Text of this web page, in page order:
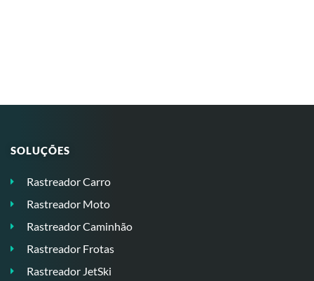
SOLUÇÕES
Rastreador Carro
Rastreador Moto
Rastreador Caminhão
Rastreador Frotas
Rastreador JetSki